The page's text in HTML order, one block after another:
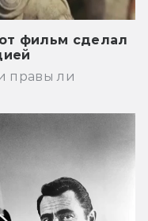
фильм сделал
правы ли